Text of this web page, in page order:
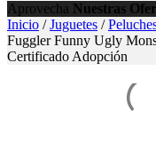
Aprovecha Nuestras
Inicio /Juguetes /
Fuggler Funny Ugly
Certificado Adopción